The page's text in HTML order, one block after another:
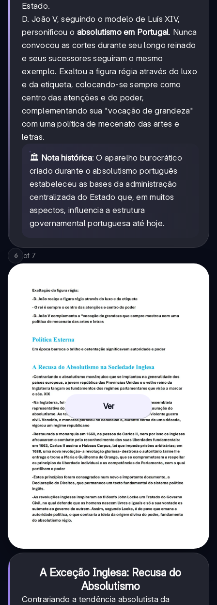
Estado.
D. João V, seguindo o modelo de Luís XIV,
personificou o absolutismo em Portugal. Nunca
convocou as cortes durante seu longo reinado
e seus sucessores seguiram o mesmo
exemplo. Exaltou a figura régia através do luxo
e da etiqueta, colocando-se sempre como
centro das atenções e do poder,
complementando sua "vocação de grandeza"
com uma política de mecenato das artes e
letras.
🏛️ Nota histórica: O aparelho burocrático
criado durante o absolutismo português
estabeleceu as bases da administração
centralizada do Estado que, em muitos
aspectos, influencia a estrutura
governamental portuguesa até hoje.
6 of 7
Ver
A Exceção Inglesa: Recusa do
Absolutismo
Contrariando a tendência absolutista da